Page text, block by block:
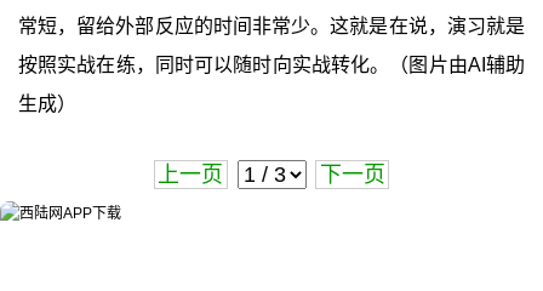
常短，留给外部反应的时间非常少。这就是在说，演习就是
按照实战在练，同时可以随时向实战转化。（图片由AI辅助
生成）
上一页 下一页